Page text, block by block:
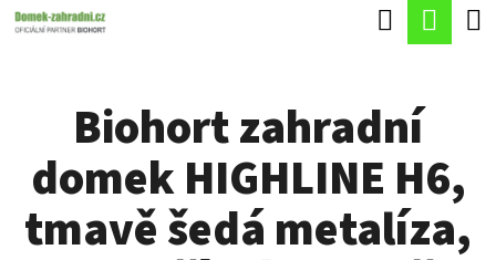
Přejít
Hledat
Biohort zahradní
domek HIGHLINE H6,
tmavě šedá metalíza,
K
P
O